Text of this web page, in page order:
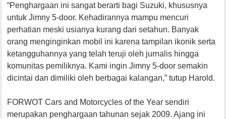
“Penghargaan ini sangat berarti bagi Suzuki, khususnya
untuk Jimny 5-door. Kehadirannya mampu mencuri
perhatian meski usianya kurang dari setahun. Banyak
orang menginginkan mobil ini karena tampilan ikonik serta
ketangguhannya yang telah teruji oleh jurnalis hingga
komunitas pemiliknya. Kami ingin Jimny 5-door semakin
dicintai dan dimiliki oleh berbagai kalangan,” tutup Harold.
FORWOT Cars and Motorcycles of the Year sendiri
merupakan penghargaan tahunan sejak 2009. Ajang ini